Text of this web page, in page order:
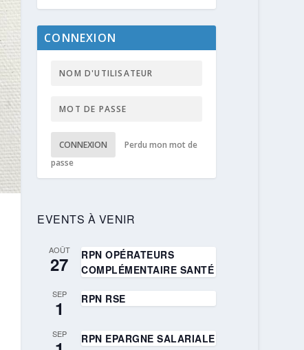
CONNEXION
CONNEXION
Perdu mon mot de
passe
EVENTS À VENIR
AOÛT
27
RPN OPÉRATEURS
COMPLÉMENTAIRE SANTÉ
SEP
1 RPN RSE
SEP RPN EPARGNE SALARIALE